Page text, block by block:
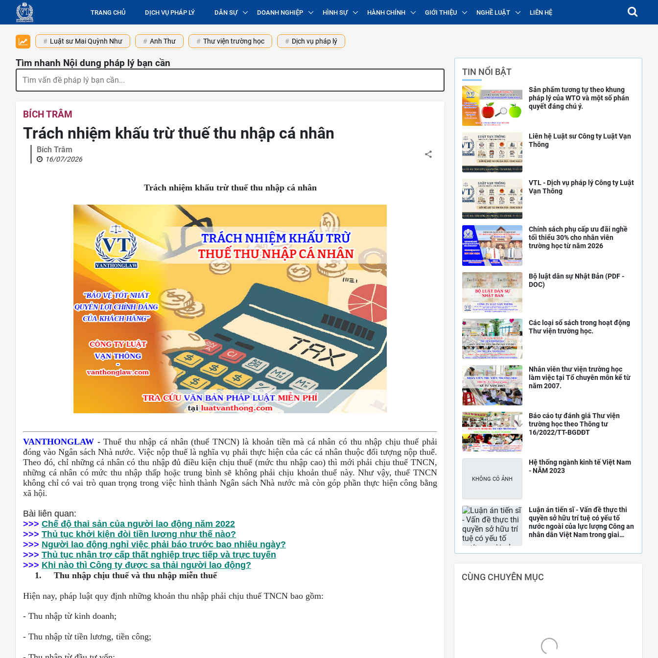
TRANG CHỦ DỊCH VỤ PHÁP LÝ DÂN SỰ DOANH NGHIỆP HÌNH SỰ HÀNH CHÍNH GIỚI THIỆU NGHỀ LUẬT LIÊN HỆ
Luật sư Mai Quỳnh Như Anh Thư Thư viện trường học Dịch vụ pháp lý
Tìm nhanh Nội dung pháp lý bạn cần
BÍCH TRÂM
Trách nhiệm khấu trừ thuế thu nhập cá nhân
Bích Trâm
16/07/2026
Trách nhiệm khấu trừ thuế thu nhập cá nhân
VANTHONGLAW -Thuế thu nhập cá nhân (thuế TNCN) là khoản tiền mà cá nhân có thu nhập chịu thuế phải
đóng vào Ngân sách Nhà nước. Việc nộp thuế là nghĩa vụ phải thực hiện của các cá nhân thuộc đối tượng nộp thuế.
Theo đó, chỉ những cá nhân có thu nhập đủ điều kiện chịu thuế (mức thu nhập cao) thì mới phải chịu thuế TNCN,
những cá nhân có mức thu nhập thấp hoặc trung bình sẽ không phải chịu khoản thuế này. Như vậy, thuế TNCN
không chỉ có vai trò quan trọng trong việc hình thành Ngân sách Nhà nước mà còn góp phần thực hiện công bằng
xã hội.
Bài liên quan:
>>> Chế độ thai sản của người lao động năm 2022
>>> Thủ tục khởi kiện đòi tiền lương như thế nào?
>>> Người lao động nghỉ việc phải báo trước bao nhiêu ngày?
>>> Thủ tục nhận trợ cấp thất nghiệp trực tiếp và trực tuyến
>>> Khi nào thì Công ty được sa thải người lao động?
1.
Thu nhập chịu thuế và thu nhập miễn thuế
Hiện nay, pháp luật quy định những khoản thu nhập phải chịu thuế TNCN bao gồm:
- Thu nhập từ kinh doanh;
- Thu nhập từ tiền lương, tiền công;
TIN NỔI BẬT
Sản phẩm tương tự theo khung
pháp lý của WTO và một số phán
quyết đáng chú ý.
Liên hệ Luật sư Công ty Luật Vạn
Thông
VTL - Dịch vụ pháp lý Công ty Luật
Vạn Thông
Chính sách phụ cấp ưu đãi nghề
tối thiểu 30% cho nhân viên
trường học từ năm 2026
Bộ luật dân sự Nhật Bản (PDF -
DOC)
Các loại sổ sách trong hoạt động
Thư viện trường học.
Nhân viên thư viện trường học
làm việc tại Tổ chuyên môn kể từ
năm 2007.
Báo cáo tự đánh giá Thư viện
trường học theo Thông tư
16/2022/TT-BGDĐT
Hệ thống ngành kinh tế Việt Nam
- NĂM 2023
Luận án tiến sĩ - Vấn đề thực thi
quyền sở hữu trí tuệ có yếu tố
nước ngoài của lực lượng Công an
nhân dân Việt Nam trong giai
CÙNG CHUYÊN MỤC